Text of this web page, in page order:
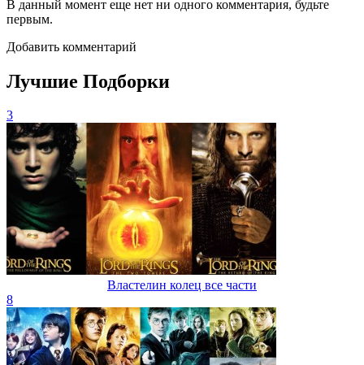
В данный момент еще нет ни одного комментария, будьте
первым.
Добавить комментарий
Лучшие Подборки
3
Властелин колец все части
8